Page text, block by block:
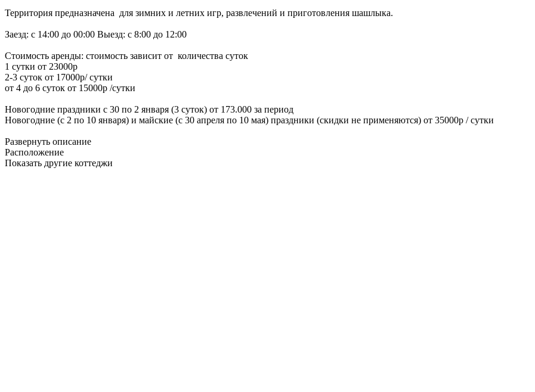
Территория предназначена для зимних и летних игр, развлечений и приготовления шашлыка.
Заезд: с 14:00 до 00:00 Выезд: с 8:00 до 12:00
Стоимость аренды: стоимость зависит от количества суток
1 сутки от 23000р
2-3 суток от 17000р/ сутки
от 4 до 6 суток от 15000р /сутки
Новогодние праздники с 30 по 2 января (3 суток) от 173.000 за период
Новогодние (с 2 по 10 января) и майские (с 30 апреля по 10 мая) праздники (скидки не применяются) от 35000р / сутки
Развернуть описание
Расположение
Показать другие коттеджи